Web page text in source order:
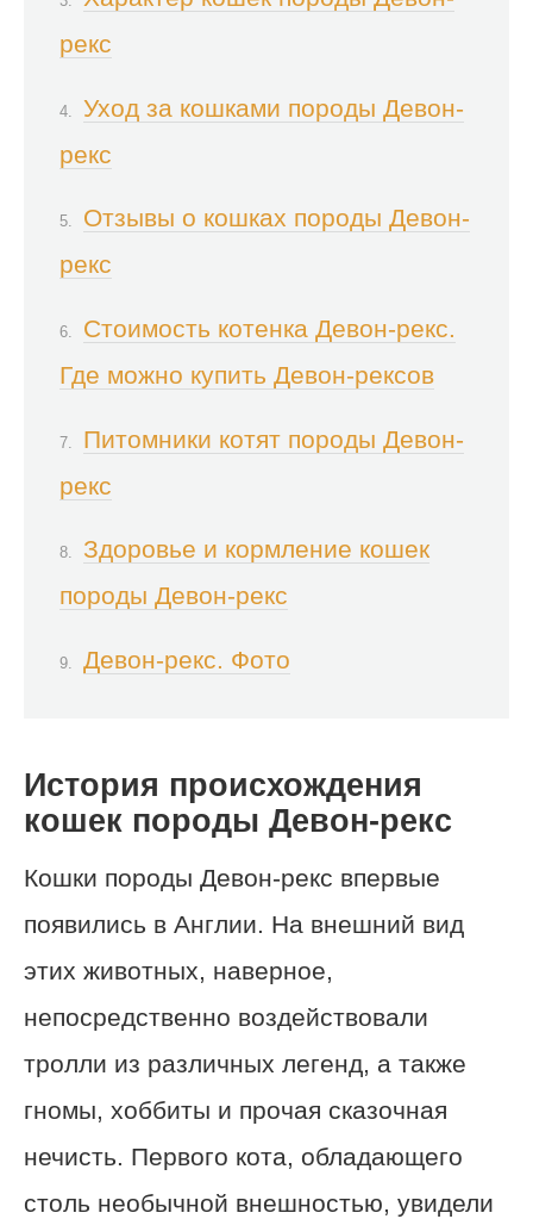
рекс
Уход за кошками породы Девон-
рекс
Отзывы о кошках породы Девон-
рекс
Стоимость котенка Девон-рекс.
Где можно купить Девон-рексов
Питомники котят породы Девон-
рекс
Здоровье и кормление кошек
породы Девон-рекс
Девон-рекс. Фото
История происхождения
кошек породы Девон-рекс
Кошки породы Девон-рекс впервые
появились в Англии. На внешний вид
этих животных, наверное,
непосредственно воздействовали
тролли из различных легенд, а также
гномы, хоббиты и прочая сказочная
нечисть. Первого кота, обладающего
столь необычной внешностью, увидели